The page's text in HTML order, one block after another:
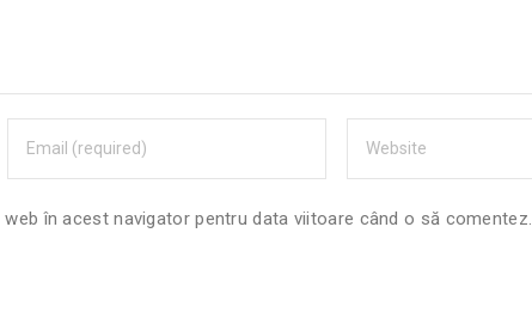
în acest navigator pentru data viitoare când o să comentez.